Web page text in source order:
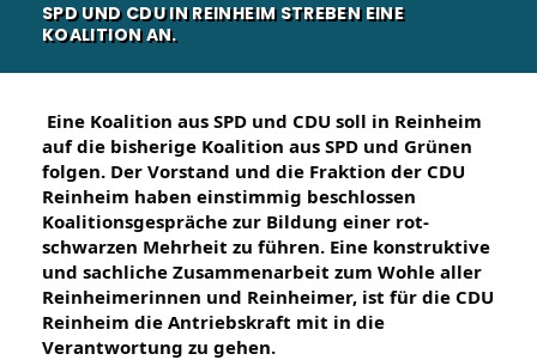
SPD UND CDU IN REINHEIM STREBEN EINE
KOALITION AN.
Eine Koalition aus SPD und CDU soll in Reinheim
auf die bisherige Koalition aus SPD und Grünen
folgen. Der Vorstand und die Fraktion der CDU
Reinheim haben einstimmig beschlossen
Koalitionsgespräche zur Bildung einer rot-
schwarzen Mehrheit zu führen. Eine konstruktive
und sachliche Zusammenarbeit zum Wohle aller
Reinheimerinnen und Reinheimer, ist für die CDU
Reinheim die Antriebskraft mit in die
Verantwortung zu gehen.